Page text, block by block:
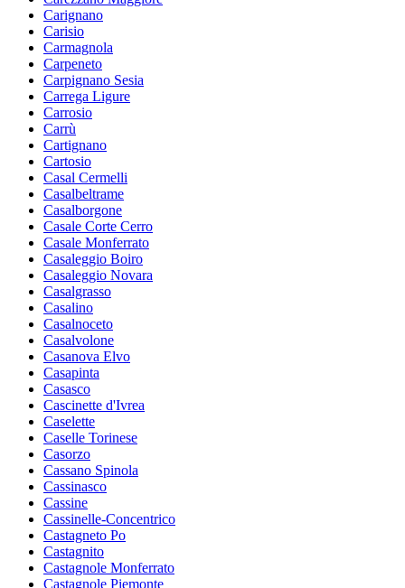
Carignano
Carisio
Carmagnola
Carpeneto
Carpignano Sesia
Carrega Ligure
Carrosio
Carrù
Cartignano
Cartosio
Casal Cermelli
Casalbeltrame
Casalborgone
Casale Corte Cerro
Casale Monferrato
Casaleggio Boiro
Casaleggio Novara
Casalgrasso
Casalino
Casalnoceto
Casalvolone
Casanova Elvo
Casapinta
Casasco
Cascinette d'Ivrea
Caselette
Caselle Torinese
Casorzo
Cassano Spinola
Cassinasco
Cassine
Cassinelle-Concentrico
Castagneto Po
Castagnito
Castagnole Monferrato
Castagnole Piemonte